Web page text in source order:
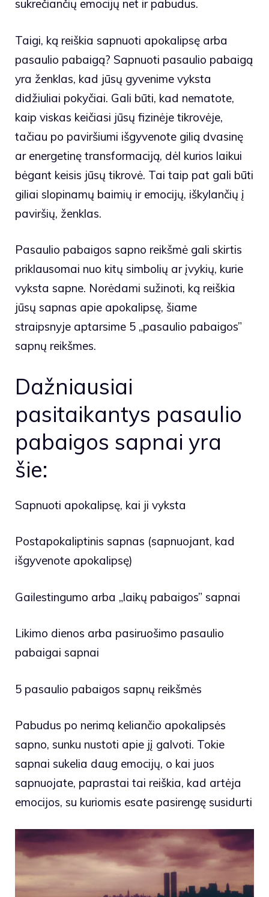
sukrečiančių emocijų net ir pabudus.
Taigi, ką reiškia sapnuoti apokalipsę arba
pasaulio pabaigą? Sapnuoti pasaulio pabaigą
yra ženklas, kad jūsų gyvenime vyksta
didžiuliai pokyčiai. Gali būti, kad nematote,
kaip viskas keičiasi jūsų fizinėje tikrovėje,
tačiau po paviršiumi išgyvenote gilią dvasinę
ar energetinę transformaciją, dėl kurios laikui
bėgant keisis jūsų tikrovė. Tai taip pat gali būti
giliai slopinamų baimių ir emocijų, iškylančių į
paviršių, ženklas.
Pasaulio pabaigos sapno reikšmė gali skirtis
priklausomai nuo kitų simbolių ar įvykių, kurie
vyksta sapne. Norėdami sužinoti, ką reiškia
jūsų sapnas apie apokalipsę, šiame
straipsnyje aptarsime 5 „pasaulio pabaigos”
sapnų reikšmes.
Dažniausiai
pasitaikantys pasaulio
pabaigos sapnai yra
šie:
Sapnuoti apokalipsę, kai ji vyksta
Postapokaliptinis sapnas (sapnuojant, kad
išgyvenote apokalipsę)
Gailestingumo arba „laikų pabaigos” sapnai
Likimo dienos arba pasiruošimo pasaulio
pabaigai sapnai
5 pasaulio pabaigos sapnų reikšmės
Pabudus po nerimą keliančio apokalipsės
sapno, sunku nustoti apie jį galvoti. Tokie
sapnai sukelia daug emocijų, o kai juos
sapnuojate, paprastai tai reiškia, kad artėja
emocijos, su kuriomis esate pasirengę susidurti